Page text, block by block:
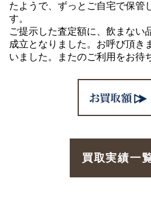
たようで、ずっとご自宅で保管
す。
ご提示した査定額に、飲まない
成立となりました。お呼び頂き
いました。またのご利用をお待
買取実績一